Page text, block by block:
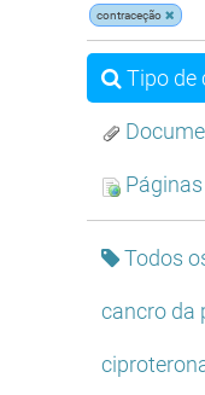
contraceção
Tipo de
Páginas
Todos
cancro da